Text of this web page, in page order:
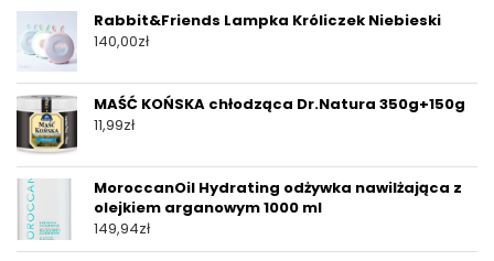
Rabbit&Friends Lampka Króliczek Niebieski
140,00zł
MAŚĆ KOŃSKA chłodząca Dr.Natura 350g+150g
11,99zł
MoroccanOil Hydrating odżywka nawilżająca z
olejkiem arganowym 1000 ml
149,94zł